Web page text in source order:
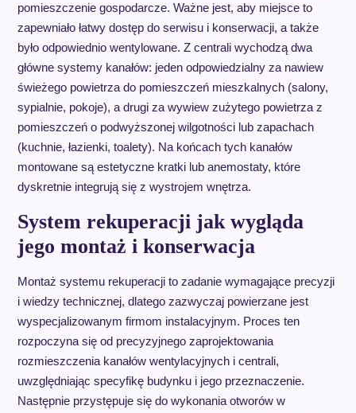
pomieszczenie gospodarcze. Ważne jest, aby miejsce to
zapewniało łatwy dostęp do serwisu i konserwacji, a także
było odpowiednio wentylowane. Z centrali wychodzą dwa
główne systemy kanałów: jeden odpowiedzialny za nawiew
świeżego powietrza do pomieszczeń mieszkalnych (salony,
sypialnie, pokoje), a drugi za wywiew zużytego powietrza z
pomieszczeń o podwyższonej wilgotności lub zapachach
(kuchnie, łazienki, toalety). Na końcach tych kanałów
montowane są estetyczne kratki lub anemostaty, które
dyskretnie integrują się z wystrojem wnętrza.
System rekuperacji jak wygląda
jego montaż i konserwacja
Montaż systemu rekuperacji to zadanie wymagające precyzji
i wiedzy technicznej, dlatego zazwyczaj powierzane jest
wyspecjalizowanym firmom instalacyjnym. Proces ten
rozpoczyna się od precyzyjnego zaprojektowania
rozmieszczenia kanałów wentylacyjnych i centrali,
uwzględniając specyfikę budynku i jego przeznaczenie.
Następnie przystępuje się do wykonania otworów w